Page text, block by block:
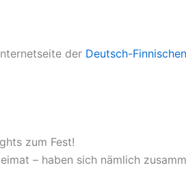
der Deutsch-
zum Fest!
– haben sich nämlich